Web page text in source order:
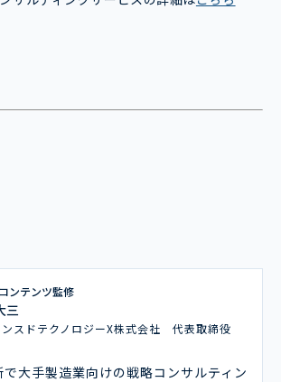
ンテンツ監修
三
スドテクノロジーX株式会社 代表取締役
大手製造業向けの戦略コンサルティン